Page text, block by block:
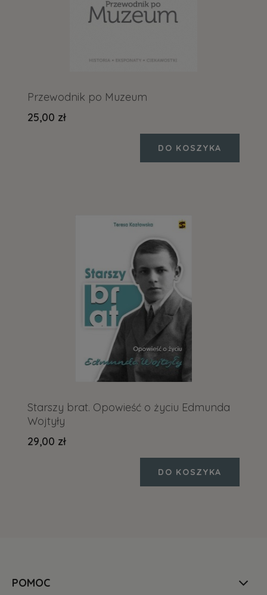
Przewodnik po Muzeum
25,00 zł
DO KOSZYKA
Starszy brat. Opowieść o życiu Edmunda
Wojtyły
29,00 zł
DO KOSZYKA
POMOC